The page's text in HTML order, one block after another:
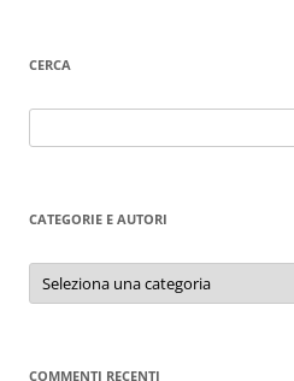
CERCA
per:
CATEGORIE E AUTORI
Categorie
autori
COMMENTI RECENTI